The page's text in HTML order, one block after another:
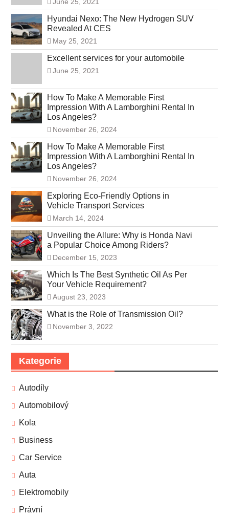
June 25, 2021
Hyundai Nexo: The New Hydrogen SUV
Revealed At CES
May 25, 2021
Excellent services for your automobile
June 25, 2021
How To Make A Memorable First
Impression With A Lamborghini Rental In
Los Angeles?
November 26, 2024
How To Make A Memorable First
Impression With A Lamborghini Rental In
Los Angeles?
November 26, 2024
Exploring Eco-Friendly Options in
Vehicle Transport Services
March 14, 2024
Unveiling the Allure: Why is Honda Navi
a Popular Choice Among Riders?
December 15, 2023
Which Is The Best Synthetic Oil As Per
Your Vehicle Requirement?
August 23, 2023
What is the Role of Transmission Oil?
November 3, 2022
Kategorie
Autodíly
Automobilový
Kola
Business
Car Service
Auta
Elektromobily
Právní